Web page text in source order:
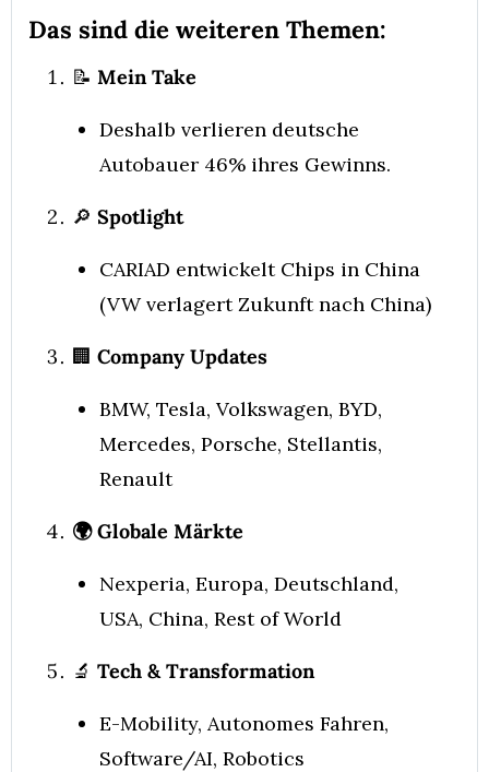
Das sind die weiteren Themen:
📝 Mein Take
Deshalb verlieren deutsche
Autobauer 46% ihres Gewinns.
🔎 Spotlight
CARIAD entwickelt Chips in China
(VW verlagert Zukunft nach China)
🏢 Company Updates
BMW, Tesla, Volkswagen, BYD,
Mercedes, Porsche, Stellantis,
Renault
🌍 Globale Märkte
Nexperia, Europa, Deutschland,
USA, China, Rest of World
🔬 Tech & Transformation
E-Mobility, Autonomes Fahren,
Software/AI, Robotics